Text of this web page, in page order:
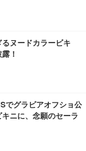
ヌードカラービキ
！
でグラビアオフショ公
ニに、念願のセーラ